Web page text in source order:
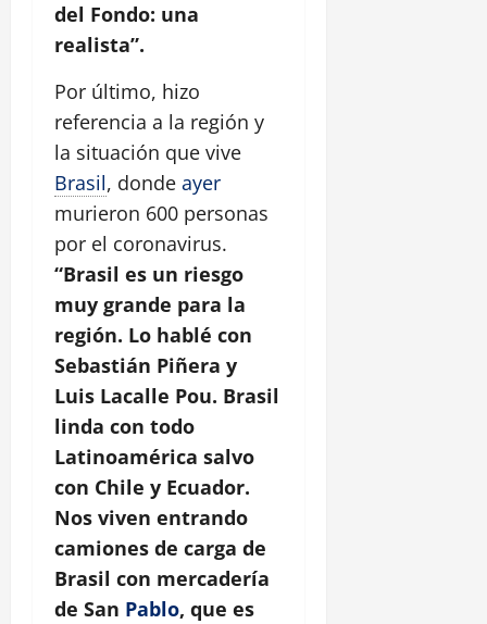
del Fondo: una
realista”.
Por último, hizo
referencia a la región y
la situación que vive
Brasil, donde ayer
murieron 600 personas
por el coronavirus.
“Brasil es un riesgo
muy grande para la
región. Lo hablé con
Sebastián Piñera y
Luis Lacalle Pou. Brasil
linda con todo
Latinoamérica salvo
con Chile y Ecuador.
Nos viven entrando
camiones de carga de
Brasil con mercadería
de San Pablo, que es